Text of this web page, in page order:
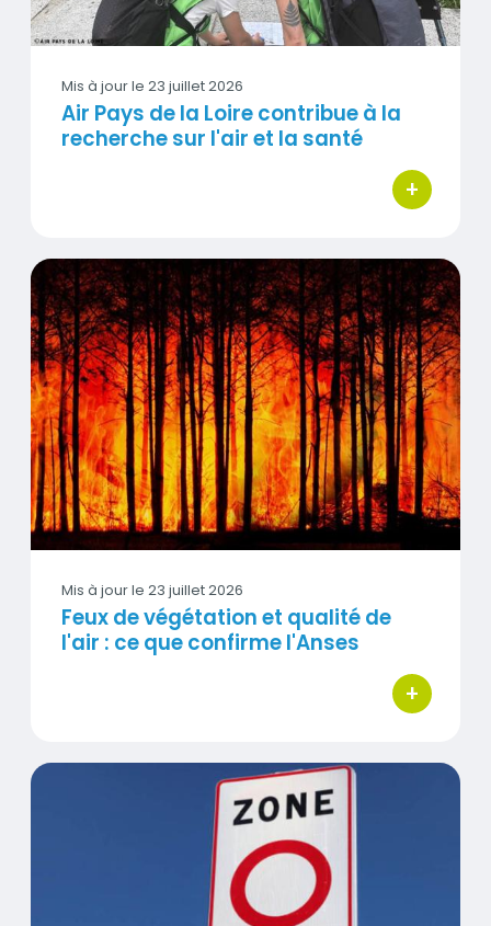
Mis à jour le 23 juillet 2026
Air Pays de la Loire contribue à la
recherche sur l'air et la santé
+
bouton
Feux de végétation et qualité de l'air : ce que confirme
Visuel
Mis à jour le 23 juillet 2026
Feux de végétation et qualité de
l'air : ce que confirme l'Anses
+
bouton
ZFE : de nouvelles données confirment leur intérêt pour